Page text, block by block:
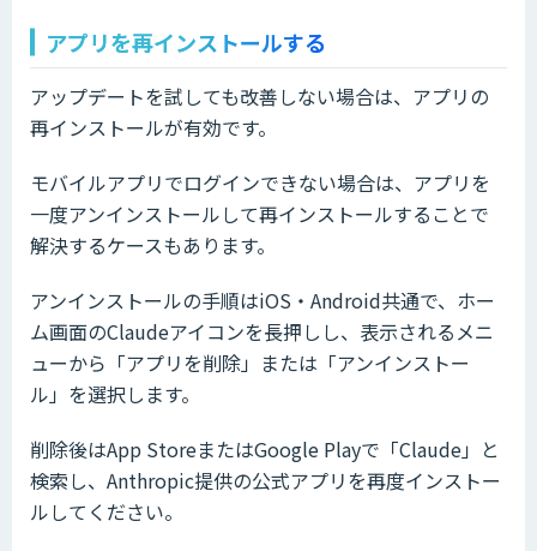
アプリを再インストールする
アップデートを試しても改善しない場合は、アプリの
再インストールが有効です。
モバイルアプリでログインできない場合は、アプリを
一度アンインストールして再インストールすることで
解決するケースもあります。
アンインストールの手順はiOS・Android共通で、ホー
ム画面のClaudeアイコンを長押しし、表示されるメニ
ューから「アプリを削除」または「アンインストー
ル」を選択します。
削除後はApp StoreまたはGoogle Playで「Claude」と
検索し、Anthropic提供の公式アプリを再度インストー
ルしてください。